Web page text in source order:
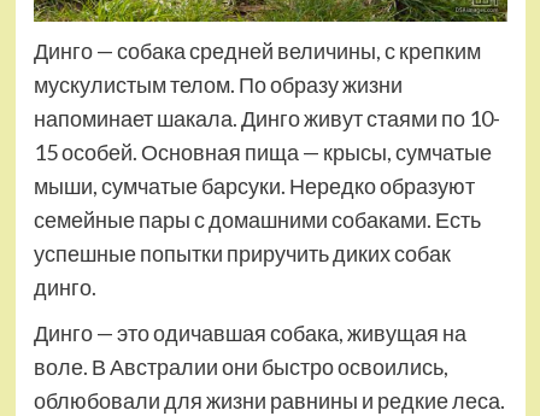
Динго — собака средней величины, с крепким
мускулистым телом. По образу жизни
напоминает шакала. Динго живут стаями по 10-
15 особей. Основная пища — крысы, сумчатые
мыши, сумчатые барсуки. Нередко образуют
семейные пары с домашними собаками. Есть
успешные попытки приручить диких собак
динго.
Динго — это одичавшая собака, живущая на
воле. В Австралии они быстро освоились,
облюбовали для жизни равнины и редкие леса.